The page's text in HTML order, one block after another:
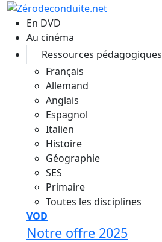
Aller au contenu principal
En DVD
Au cinéma
Ressources pédagogiques
Français
Allemand
Anglais
Espagnol
Italien
Histoire
Géographie
SES
Primaire
Toutes les disciplines
VOD
Notre offre 2025